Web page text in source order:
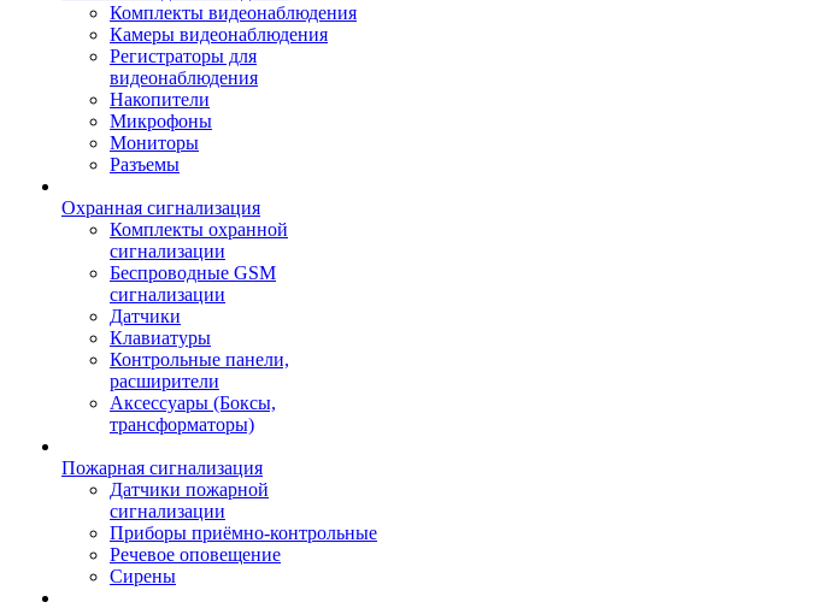
Комплекты видеонаблюдения
Камеры видеонаблюдения
Регистраторы для
видеонаблюдения
Накопители
Микрофоны
Мониторы
Разъемы
Охранная сигнализация
Комплекты охранной
сигнализации
Беспроводные GSM
сигнализации
Датчики
Клавиатуры
Контрольные панели,
расширители
Аксессуары (Боксы,
трансформаторы)
Пожарная сигнализация
Датчики пожарной
сигнализации
Приборы приёмно-контрольные
Речевое оповещение
Сирены